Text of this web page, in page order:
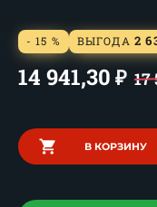
- 15 % ВЫГОДА 2
14 941,30 ₽ 17
В КОРЗИНУ